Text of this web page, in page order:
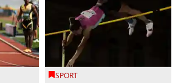
SPORT